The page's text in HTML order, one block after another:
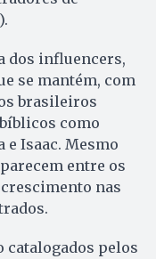
dos influencers,
se mantém, com
brasileiros
como
e Isaac. Mesmo
entre os
nas
catalogados pelos